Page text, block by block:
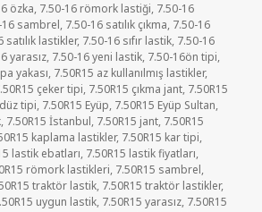
özka, 7.50-16 römork lastiği, 7.50-16
16 sambrel, 7.50-16 satılık çıkma, 7.50-16
satılık lastikler, 7.50-16 sıfır lastik, 7.50-16
yarasız, 7.50-16 yeni lastik, 7.50-16ön tipi,
yakası, 7.50R15 az kullanılmış lastikler,
çeker tipi, 7.50R15 çıkma jant, 7.50R15
tipi, 7.50R15 Eyüp, 7.50R15 Eyüp Sultan,
, 7.50R15 İstanbul, 7.50R15 jant, 7.50R15
kaplama lastikler, 7.50R15 kar tipi,
lastik ebatları, 7.50R15 lastik fiyatları,
römork lastikleri, 7.50R15 sambrel,
traktör lastik, 7.50R15 traktör lastikler,
uygun lastik, 7.50R15 yarasız, 7.50R15